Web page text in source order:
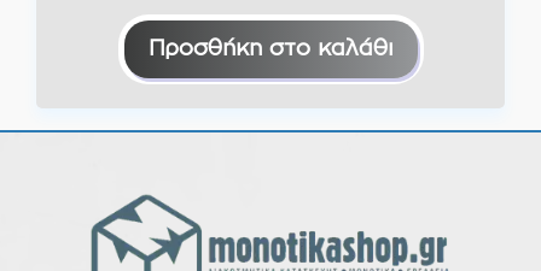
Προσθήκη στο καλάθι